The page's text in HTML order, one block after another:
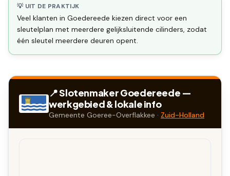
💡 UIT DE PRAKTIJK
Veel klanten in Goedereede kiezen direct voor een
sleutelplan met meerdere gelijksluitende cilinders, zodat
één sleutel meerdere deuren opent.
📍 SlotenmakerGoedereede —
werkgebied & lokale info
Gemeente Goeree-Overflakkee · Zuid-Holland